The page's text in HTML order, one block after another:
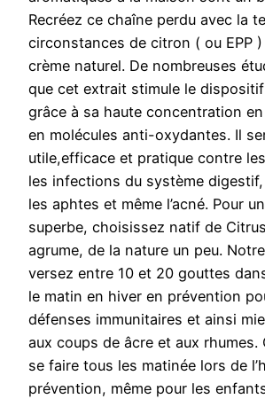
Recréez ce chaîne perdu avec la
circonstances de citron ( ou EPP
crème naturel. De nombreuses
que cet extrait stimule le
grâce à sa haute concentration
en molécules anti-oxydantes. Il
utile,efficace et pratique contre
les infections du système
les aphtes et même l’acné. Pour
superbe, choisissez natif de
agrume, de la nature un peu.
versez entre 10 et 20 gouttes
le matin en hiver en prévention
défenses immunitaires et ainsi
aux coups de âcre et aux rhumes.
se faire tous les matinée lors de
prévention, même pour les